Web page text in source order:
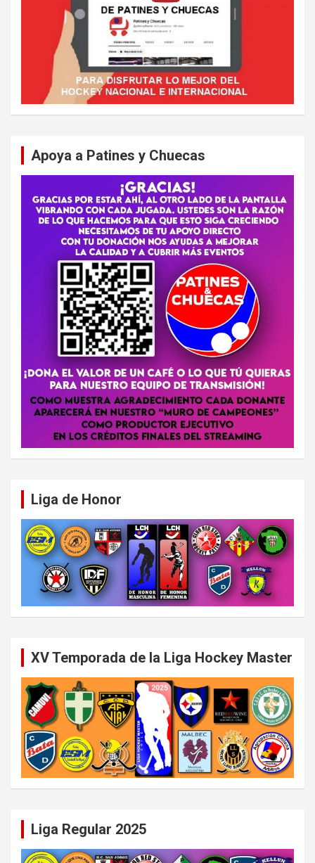
Apoya a Patines y Chuecas
Liga de Honor
XV Temporada de la Liga Hockey Master
Liga Regular 2025